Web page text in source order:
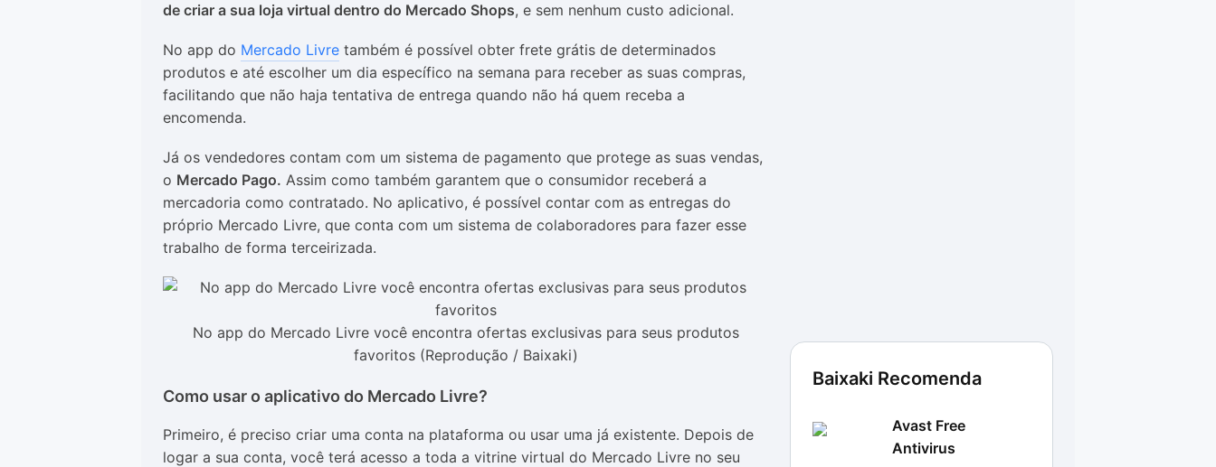
de criar a sua loja virtual dentro do Mercado Shops, e sem nenhum custo adicional.
No app do Mercado Livre também é possível obter frete grátis de determinados
produtos e até escolher um dia específico na semana para receber as suas compras,
facilitando que não haja tentativa de entrega quando não há quem receba a
encomenda.
Já os vendedores contam com um sistema de pagamento que protege as suas vendas,
o Mercado Pago. Assim como também garantem que o consumidor receberá a
mercadoria como contratado. No aplicativo, é possível contar com as entregas do
próprio Mercado Livre, que conta com um sistema de colaboradores para fazer esse
trabalho de forma terceirizada.
No app do Mercado Livre você encontra ofertas exclusivas para seus produtos
favoritos (Reprodução / Baixaki)
Como usar o aplicativo do Mercado Livre?
Primeiro, é preciso criar uma conta na plataforma ou usar uma já existente. Depois de
logar a sua conta, você terá acesso a toda a vitrine virtual do Mercado Livre no seu
Baixaki Recomenda
Avast Free
Antivirus